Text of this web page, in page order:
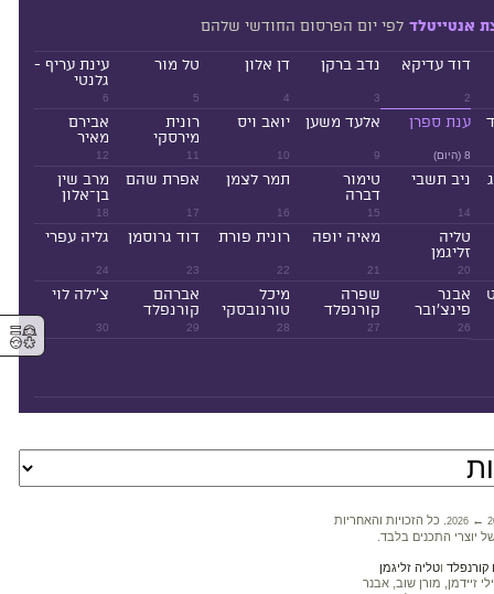
אנטייטלד לפי יום הפרסום החודשי שלהם
2
דוד עדיקא
3
נדב ברקן
4
דן אלון
5
טל מור
6
עינת עריף -
גלנטי
8 (היום)
ענת ספרן
9
אלעד משען
10
יואב ויס
11
רונית
מירסקי
12
אבירם
מאיר
14
ניב תשבי
15
טימור
דברה
16
תמר לצמן
17
אפרת שהם
18
מרב שין
בן־אלון
20
טליה
זליגמן
21
מאיה יופה
22
רונית פורת
23
דוד גרוסמן
24
גליה עפרי
26
אבנר
פינצ'ובר
27
שפרה
קורנפלד
28
מיכל
טורנובסקי
29
אברהם
קורנפלד
30
צ'ילה לוי
2026 ←
. כל הזכויות והאחריות
יוצרי התכנים בלבד.
וטליה זליגמן
זיידמן, מורן שוב, אבנר
⚥︎